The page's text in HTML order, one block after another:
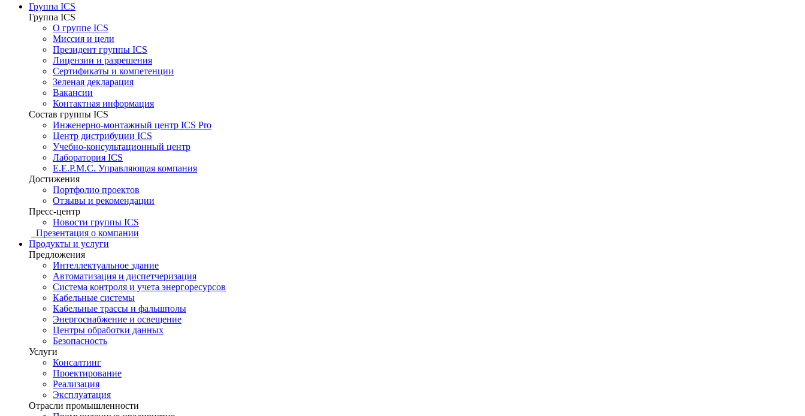
Группа ICS
Группа ICS
О группе ICS
Миссия и цели
Президент группы ICS
Лицензии и разрешения
Сертификаты и компетенции
Зеленая декларация
Вакансии
Контактная информация
Состав группы ICS
Инженерно-монтажный центр ICS Pro
Центр дистрибуции ICS
Учебно-консультационный центр
Лаборатория ICS
E.E.P.M.C. Управляющая компания
Достижения
Портфолио проектов
Отзывы и рекомендации
Пресс-центр
Новости группы ICS
Презентация о компании
Продукты и услуги
Предложения
Интеллектуальное здание
Автоматизация и диспетчеризация
Система контроля и учета энергоресурсов
Кабельные системы
Кабельные трассы и фальшполы
Энергоснабжение и освещение
Центры обработки данных
Безопасность
Услуги
Консалтинг
Проектирование
Реализация
Эксплуатация
Отрасли промышленности